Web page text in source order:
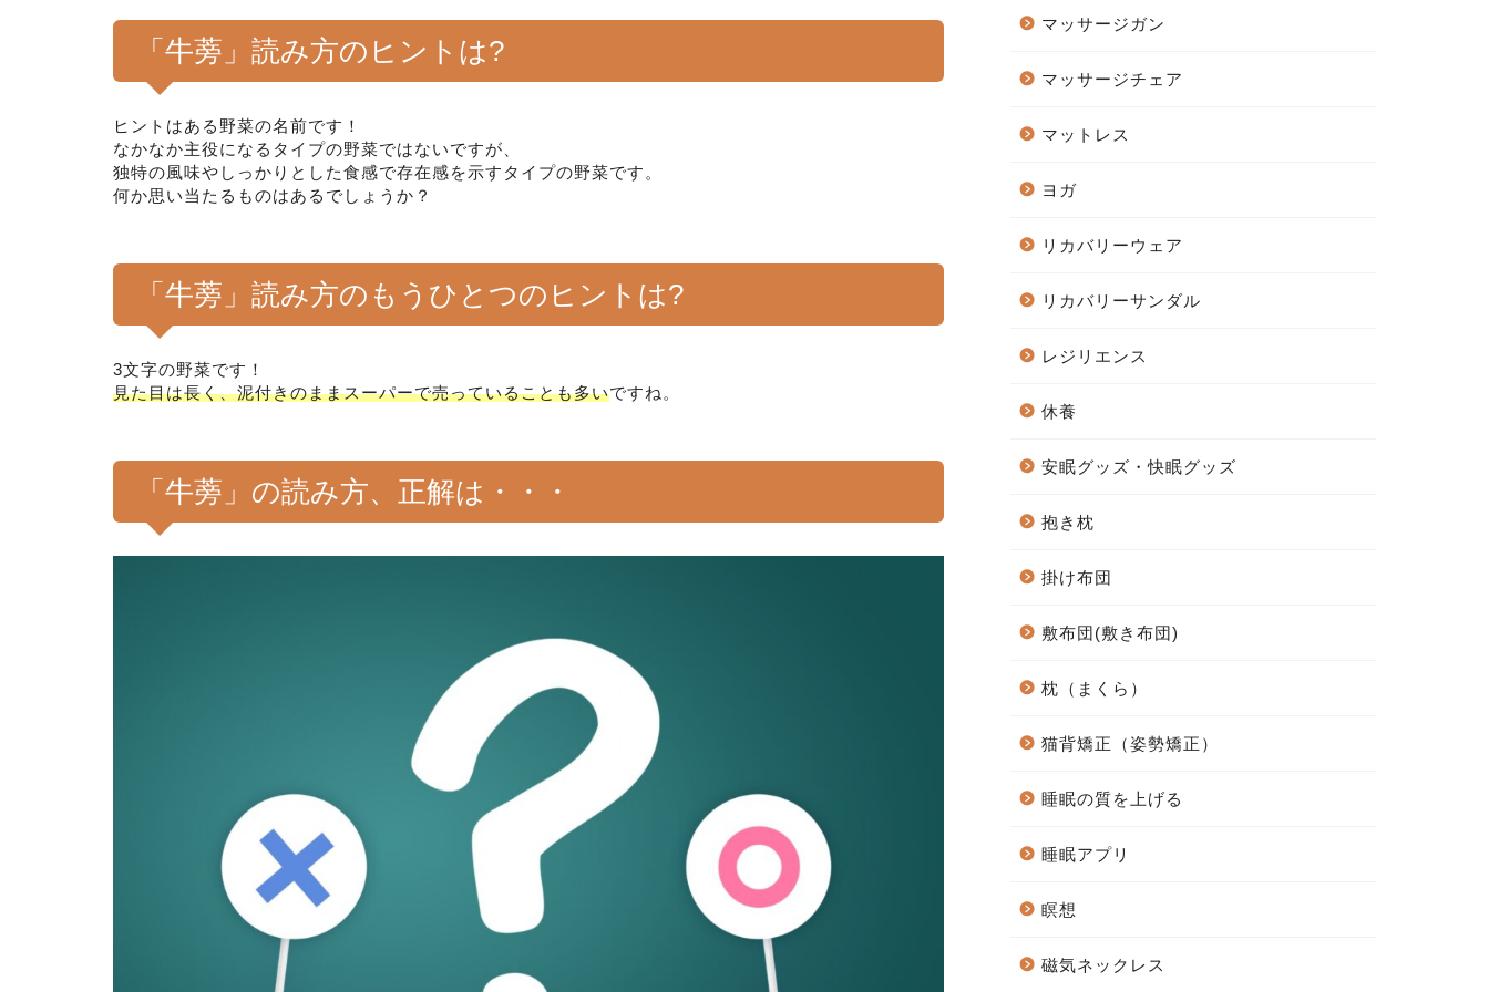
「牛蒡」読み方のヒントは?
ヒントはある野菜の名前です！
なかなか主役になるタイプの野菜ではないですが、
独特の風味やしっかりとした食感で存在感を示すタイプの野菜です。
何か思い当たるものはあるでしょうか？
「牛蒡」読み方のもうひとつのヒントは?
3文字の野菜です！
見た目は長く、泥付きのままスーパーで売っていることも多いですね。
「牛蒡」の読み方、正解は・・・
マッサージガン
マッサージチェア
マットレス
ヨガ
リカバリーウェア
リカバリーサンダル
レジリエンス
休養
安眠グッズ・快眠グッズ
抱き枕
掛け布団
敷布団(敷き布団)
枕（まくら）
猫背矯正（姿勢矯正）
睡眠の質を上げる
睡眠アプリ
瞑想
磁気ネックレス